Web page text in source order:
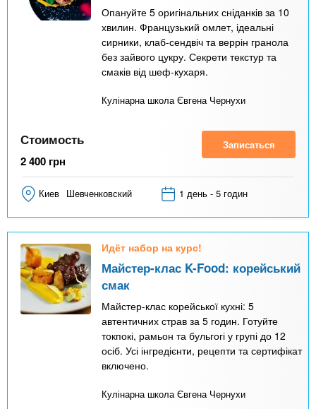
Опануйте 5 оригінальних сніданків за 10
хвилин. Французький омлет, ідеальні
сирники, клаб-сендвіч та веррін гранола
без зайвого цукру. Секрети текстур та
смаків від шеф-кухаря.
Кулінарна школа Євгена Чернухи
Стоимость
2 400 грн
Записаться
Киев Шевченковский 1 день - 5 годин
Идёт набор на курс!
Майстер-клас K-Food: корейський
смак
Майстер-клас корейської кухні: 5
автентичних страв за 5 годин. Готуйте
токпокі, рамьон та бульгогі у групі до 12
осіб. Усі інгредієнти, рецепти та сертифікат
включено.
Кулінарна школа Євгена Чернухи